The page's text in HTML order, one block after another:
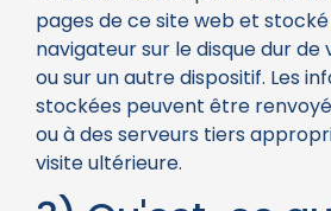
pages de ce site web et
navigateur sur le disque dur
ou sur un autre dispositif. Les
stockées peuvent être
ou à des serveurs tiers
visite ultérieure.